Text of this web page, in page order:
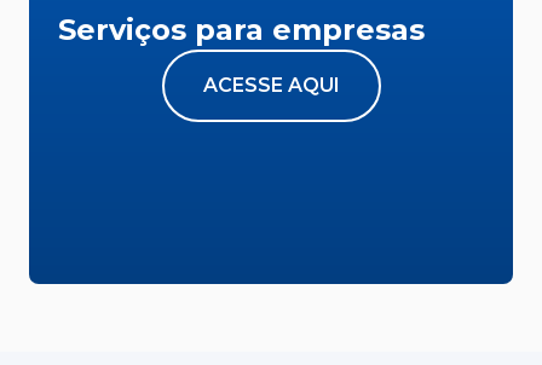
Serviços para empresas
ACESSE AQUI